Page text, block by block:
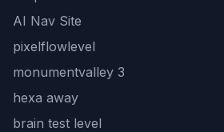
AI Nav Site
pixelflowlevel
monumentvalley 3
hexa away
brain test level